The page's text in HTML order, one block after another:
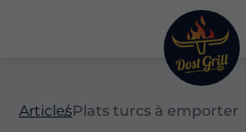
ArticlesPlats turcs à emporter